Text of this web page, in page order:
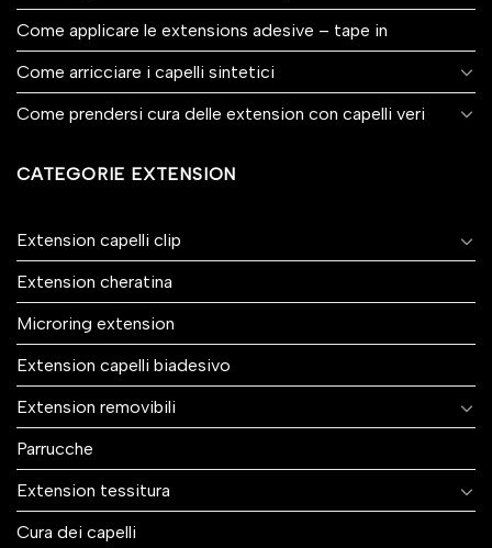
Come applicare le extensions adesive – tape in
Come arricciare i capelli sintetici
Come prendersi cura delle extension con capelli veri
CATEGORIE EXTENSION
Extension capelli clip
Extension cheratina
Microring extension
Extension capelli biadesivo
Extension removibili
Parrucche
Extension tessitura
Cura dei capelli